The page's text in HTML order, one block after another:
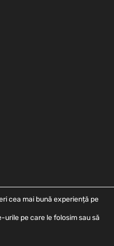
cea mai bună experiență pe
urile pe care le folosim sau să